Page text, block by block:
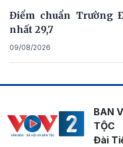
Điểm chuẩn Trường
nhất 29,7
09/08/2026
BAN
TỘC
Đài